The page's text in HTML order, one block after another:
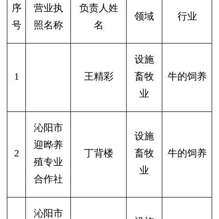
序
号
营业执
照名称
负责人姓
名
领域 行业
1 王精彩
设施
畜牧
业
牛的饲养
2
沁阳市
迎晔养
殖专业
合作社
丁背楼
设施
畜牧
业
牛的饲养
沁阳市